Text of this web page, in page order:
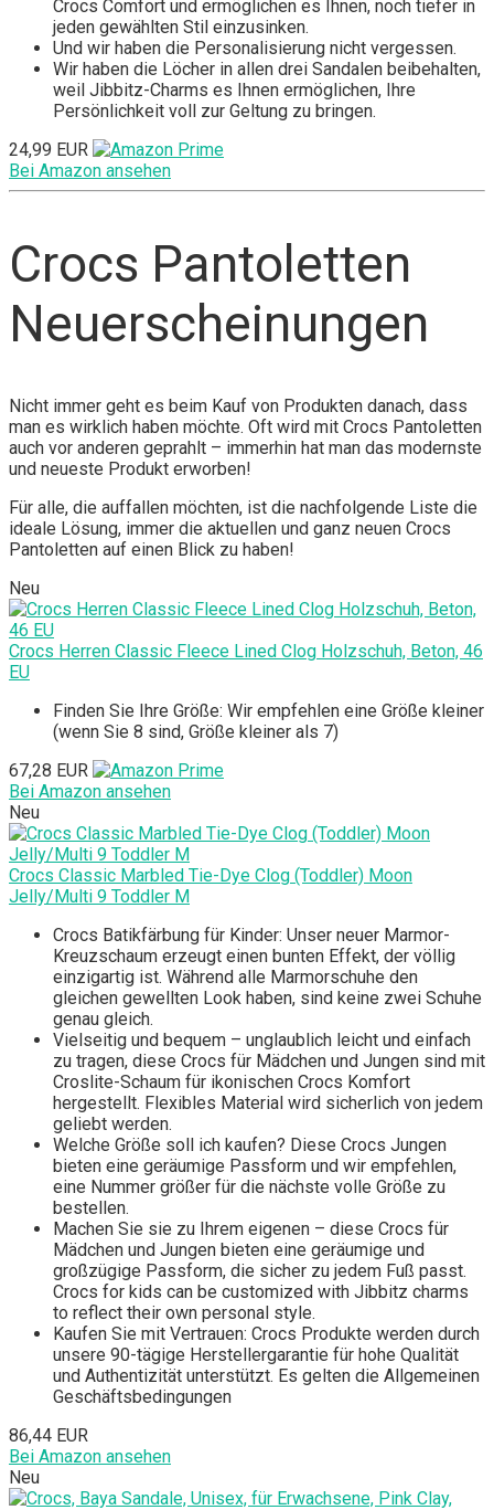
Crocs Comfort und ermöglichen es Ihnen, noch tiefer in
jeden gewählten Stil einzusinken.
Und wir haben die Personalisierung nicht vergessen.
Wir haben die Löcher in allen drei Sandalen beibehalten,
weil Jibbitz-Charms es Ihnen ermöglichen, Ihre
Persönlichkeit voll zur Geltung zu bringen.
24,99 EUR
Bei Amazon ansehen
Crocs Pantoletten
Neuerscheinungen
Nicht immer geht es beim Kauf von Produkten danach, dass
man es wirklich haben möchte. Oft wird mit Crocs Pantoletten
auch vor anderen geprahlt – immerhin hat man das modernste
und neueste Produkt erworben!
Für alle, die auffallen möchten, ist die nachfolgende Liste die
ideale Lösung, immer die aktuellen und ganz neuen Crocs
Pantoletten auf einen Blick zu haben!
Neu
Crocs Herren Classic Fleece Lined Clog Holzschuh, Beton, 46
EU
Finden Sie Ihre Größe: Wir empfehlen eine Größe kleiner
(wenn Sie 8 sind, Größe kleiner als 7)
67,28 EUR
Bei Amazon ansehen
Neu
Crocs Classic Marbled Tie-Dye Clog (Toddler) Moon
Jelly/Multi 9 Toddler M
Crocs Batikfärbung für Kinder: Unser neuer Marmor-
Kreuzschaum erzeugt einen bunten Effekt, der völlig
einzigartig ist. Während alle Marmorschuhe den
gleichen gewellten Look haben, sind keine zwei Schuhe
genau gleich.
Vielseitig und bequem – unglaublich leicht und einfach
zu tragen, diese Crocs für Mädchen und Jungen sind mit
Croslite-Schaum für ikonischen Crocs Komfort
hergestellt. Flexibles Material wird sicherlich von jedem
geliebt werden.
Welche Größe soll ich kaufen? Diese Crocs Jungen
bieten eine geräumige Passform und wir empfehlen,
eine Nummer größer für die nächste volle Größe zu
bestellen.
Machen Sie sie zu Ihrem eigenen – diese Crocs für
Mädchen und Jungen bieten eine geräumige und
großzügige Passform, die sicher zu jedem Fuß passt.
Crocs for kids can be customized with Jibbitz charms
to reflect their own personal style.
Kaufen Sie mit Vertrauen: Crocs Produkte werden durch
unsere 90-tägige Herstellergarantie für hohe Qualität
und Authentizität unterstützt. Es gelten die Allgemeinen
Geschäftsbedingungen
86,44 EUR
Bei Amazon ansehen
Neu